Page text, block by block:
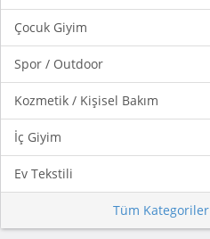
Çocuk Giyim
Spor / Outdoor
Kozmetik / Kişisel Bakım
İç Giyim
Ev Tekstili
Tüm Kategoriler